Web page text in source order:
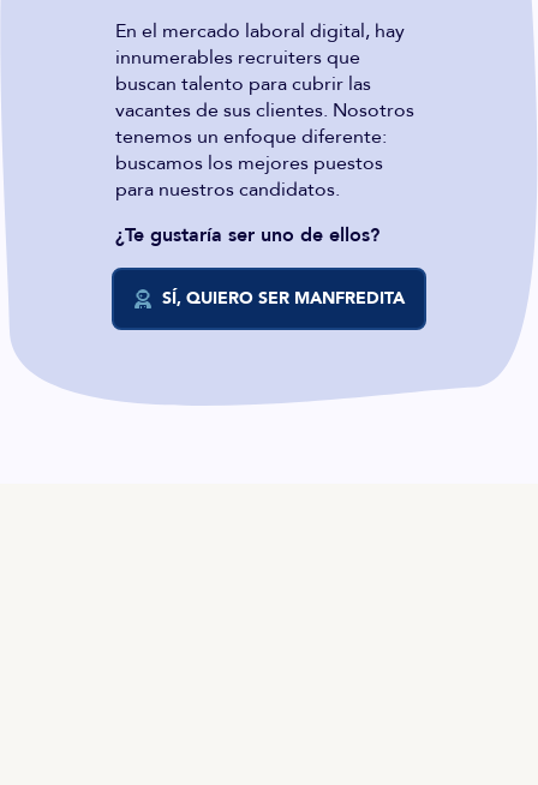
En el mercado laboral digital, hay
innumerables recruiters que
buscan talento para cubrir las
vacantes de sus clientes. Nosotros
tenemos un enfoque diferente:
buscamos los mejores puestos
para nuestros candidatos.
¿Te gustaría ser uno de ellos?
SÍ, QUIERO SER MANFREDITA